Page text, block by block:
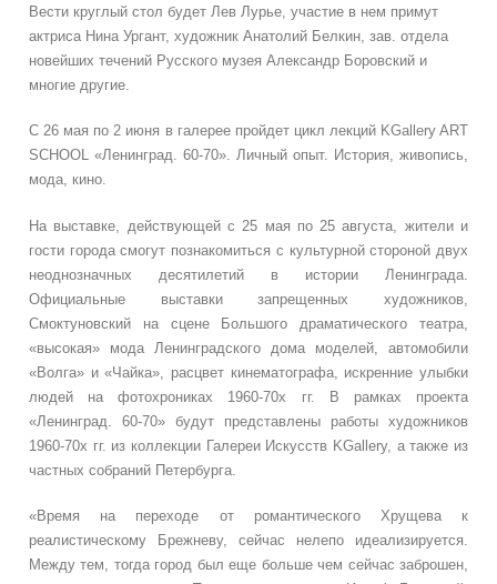
Вести круглый стол будет Лев Лурье, участие в нем примут
актриса Нина Ургант, художник Анатолий Белкин, зав. отдела
новейших течений Русского музея Александр Боровский и
многие другие.
С 26 мая по 2 июня в галерее пройдет цикл лекций KGallery ART
SCHOOL «Ленинград. 60-70». Личный опыт. История, живопись,
мода, кино.
На выставке, действующей с 25 мая по 25 августа, жители и
гости города смогут познакомиться с культурной стороной двух
неоднозначных десятилетий в истории Ленинграда.
Официальные выставки запрещенных художников,
Смоктуновский на сцене Большого драматического театра,
«высокая» мода Ленинградского дома моделей, автомобили
«Волга» и «Чайка», расцвет кинематографа, искренние улыбки
людей на фотохрониках 1960-70х гг. В рамках проекта
«Ленинград. 60-70» будут представлены работы художников
1960-70х гг. из коллекции Галереи Искусств KGallery, а также из
частных собраний Петербурга.
«Время на переходе от романтического Хрущева к
реалистическому Брежневу, сейчас нелепо идеализируется.
Между тем, тогда город был еще больше чем сейчас заброшен,